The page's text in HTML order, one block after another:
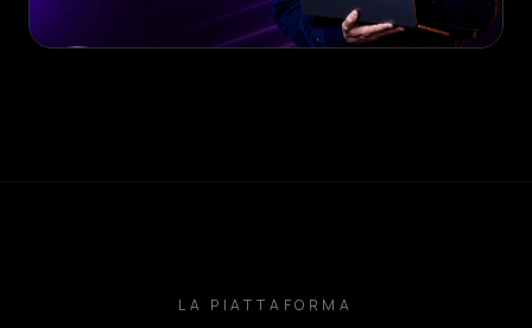
LA PIATTAFORMA